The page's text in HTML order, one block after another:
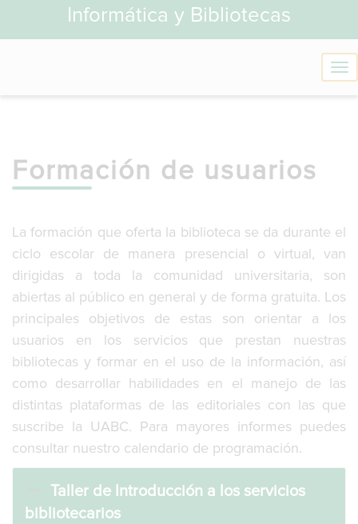
Informática y Bibliotecas
T
o
g
t
i
o
Formación de usuarios
La formación que oferta la biblioteca se da durante el
ciclo escolar de manera presencial o virtual, van
dirigidas a toda la comunidad universitaria, son
abiertas al público en general y de forma gratuita. Los
principales objetivos de estas son orientar a los
usuarios en los servicios que prestan nuestras
bibliotecas y formar en el uso de la información, así
como desarrollar habilidades en el manejo de las
distintas plataformas de las editoriales con las que
suscribe la UABC. Para mayores informes puedes
consultar nuestro calendario de programación.
Taller de Introducción a los servicios
bibliotecarios